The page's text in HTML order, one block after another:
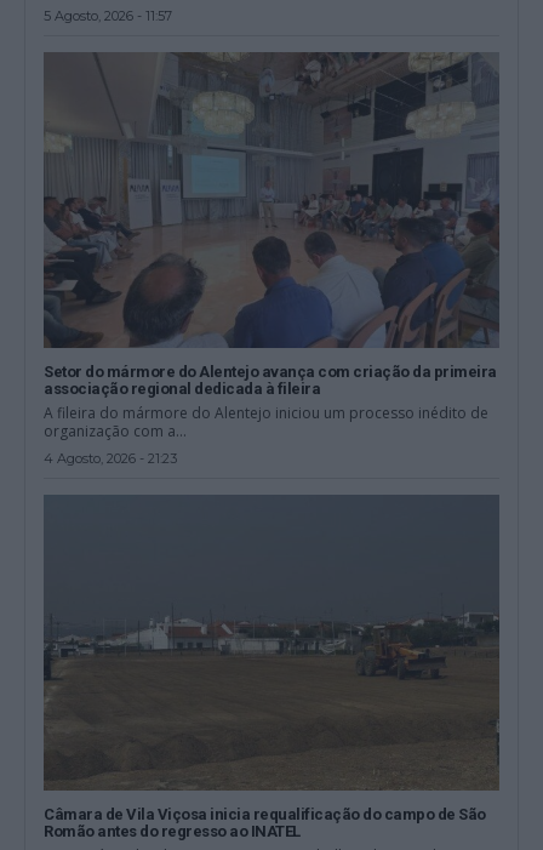
5 Agosto, 2026 - 11:57
Setor do mármore do Alentejo avança com criação da primeira
associação regional dedicada à fileira
A fileira do mármore do Alentejo iniciou um processo inédito de
organização com a...
4 Agosto, 2026 - 21:23
Câmara de Vila Viçosa inicia requalificação do campo de São
Romão antes do regresso ao INATEL